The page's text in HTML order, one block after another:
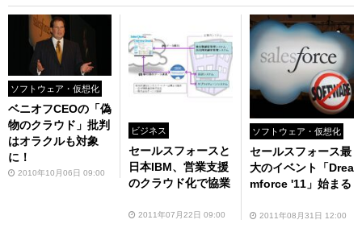
ソフトウェア・仮想化
ベニオフCEOの「偽
物のクラウド」批判
はオラクルも対象
に！
2010年10月06日 09:00
ビジネス
セールスフォースと
日本IBM、営業支援
のクラウド化で協業
2011年07月22日 09:00
ソフトウェア・仮想化
セールスフォース最
大のイベント「Drea
mforce '11」始まる
2011年08月31日 12:00